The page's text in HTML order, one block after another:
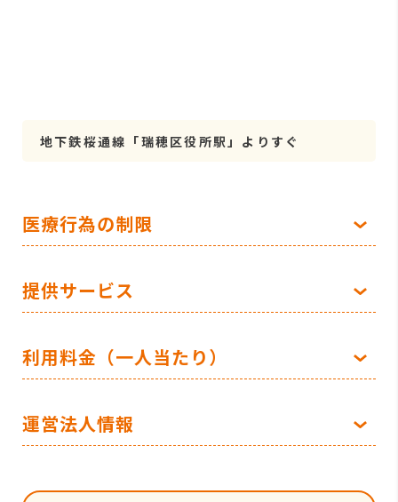
地下鉄桜通線「瑞穂区役所駅」よりすぐ
医療行為の制限
提供サービス
利用料金（一人当たり）
運営法人情報